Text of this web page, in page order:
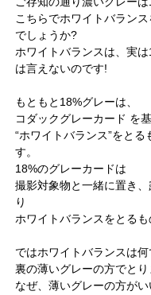
こちらでホワイトバラン
でしょうか?
ホワイトバランスは、実
は言えないのです!
もともと18%グレーは、
コダックグレーカード を
“ホワイトバランス”をと
す。
18%のグレーカードは
撮影対象物と一緒に置き
り
ホワイトバランスをとる
ではホワイトバランスは
裏の薄いグレーの方でとり
なぜ、薄いグレーの方が